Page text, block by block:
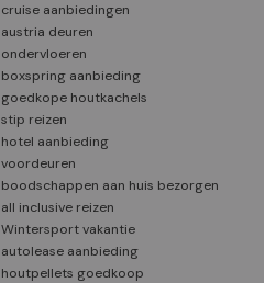
cruise aanbiedingen
austria deuren
ondervloeren
boxspring aanbieding
goedkope houtkachels
stip reizen
hotel aanbieding
voordeuren
boodschappen aan huis bezorgen
all inclusive reizen
Wintersport vakantie
autolease aanbieding
houtpellets goedkoop